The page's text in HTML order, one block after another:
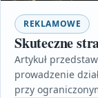
REKLAMOWE
Skuteczne
Artykuł
prowadzenie
przy